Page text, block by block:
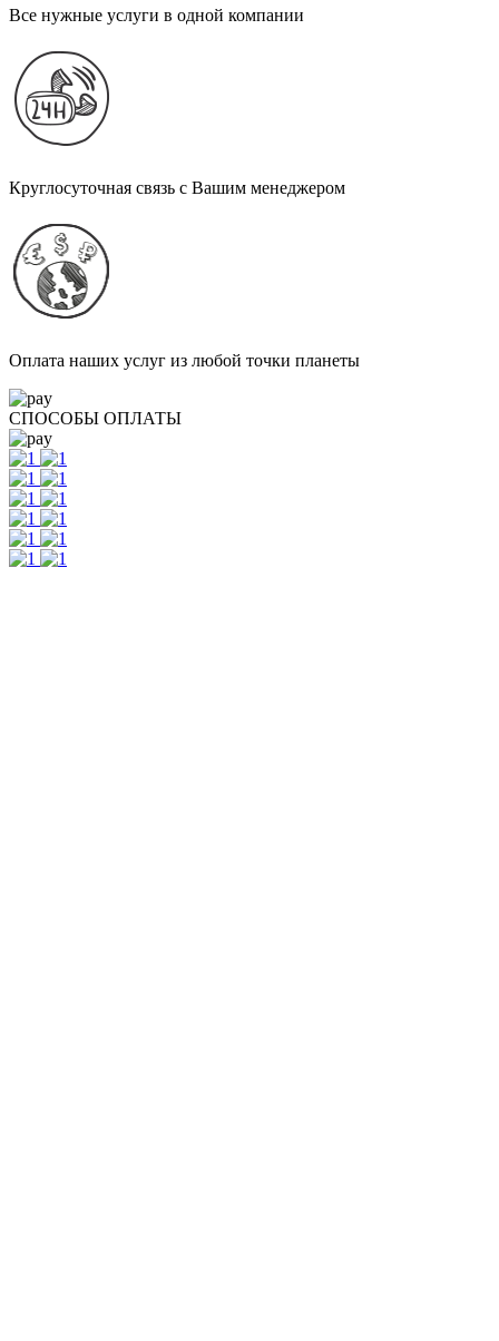
Все нужные услуги в одной компании
Круглосуточная связь с Вашим менеджером
Оплата наших услуг из любой точки планеты
СПОСОБЫ ОПЛАТЫ